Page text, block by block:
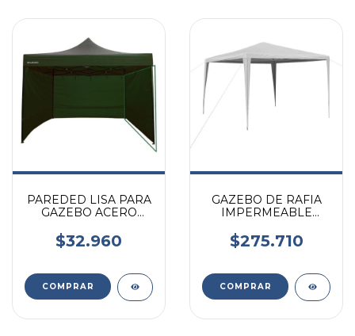
PAREDED LISA PARA
GAZEBO ACERO
KUSHIRO
$32.960
GAZEBO DE RAFIA
IMPERMEABLE
ACERO KUSHIRO
$275.710